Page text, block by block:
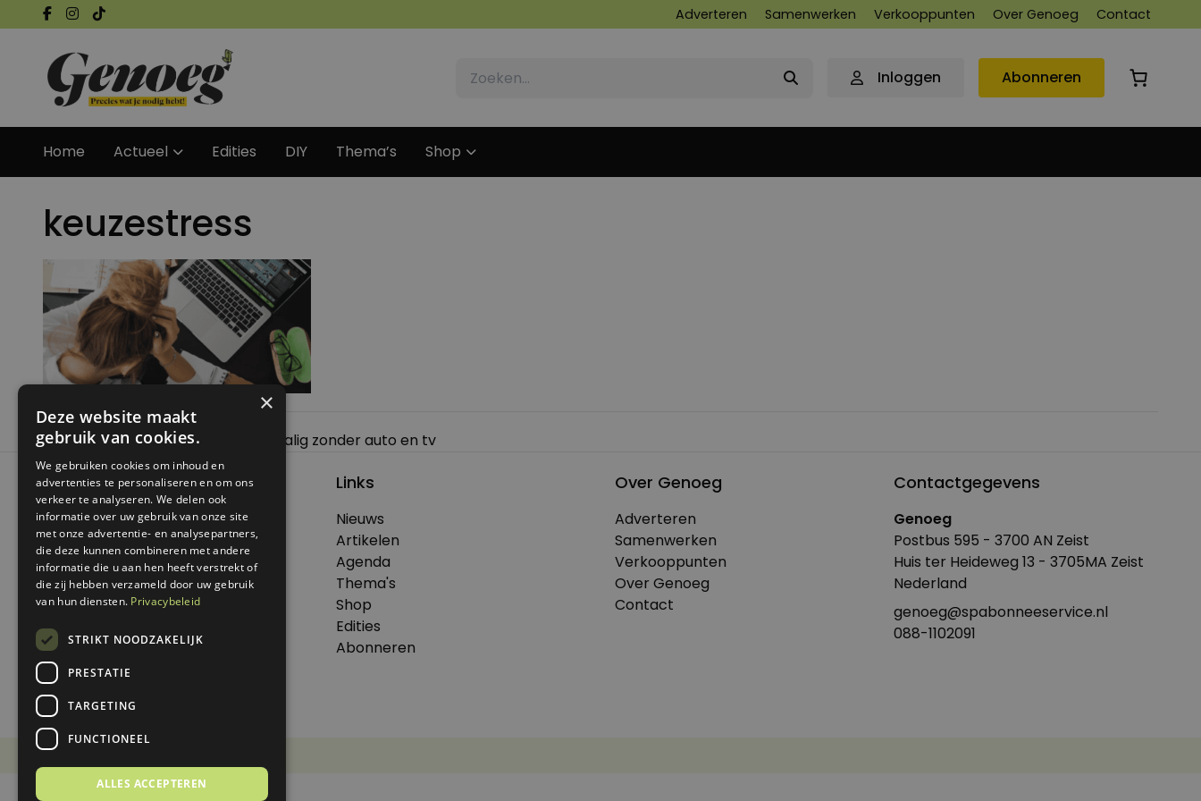
Adverteren Samenwerken Verkooppunten Over Genoeg Contact
Inloggen Abonneren
Home Actueel Edities DIY Thema’s Shop
keuzestress
Bericht
navigatie
Previous:Meer doen met minder: zalig zonder auto en tv
© 2026 Genoeg .
Alle rechten voorbehouden.
Dit is een uitgave van Virtùmedia
Links
Nieuws
Artikelen
Agenda
Thema's
Shop
Edities
Abonneren
Over Genoeg
Adverteren
Samenwerken
Verkooppunten
Over Genoeg
Contact
Contactgegevens
Genoeg
Postbus 595 - 3700 AN Zeist
Huis ter Heideweg 13 - 3705MA Zeist
Nederland
genoeg@spabonneeservice.nl
088-1102091
Disclaimer
×
Deze website maakt
gebruik van cookies.
We gebruiken cookies om inhoud en
advertenties te personaliseren en om ons
verkeer te analyseren. We delen ook
informatie over uw gebruik van onze site
met onze advertentie- en analysepartners,
die deze kunnen combineren met andere
informatie die u aan hen heeft verstrekt of
die zij hebben verzameld door uw gebruik
van hun diensten. Privacybeleid
STRIKT NOODZAKELIJK
PRESTATIE
TARGETING
FUNCTIONEEL
ALLES ACCEPTEREN